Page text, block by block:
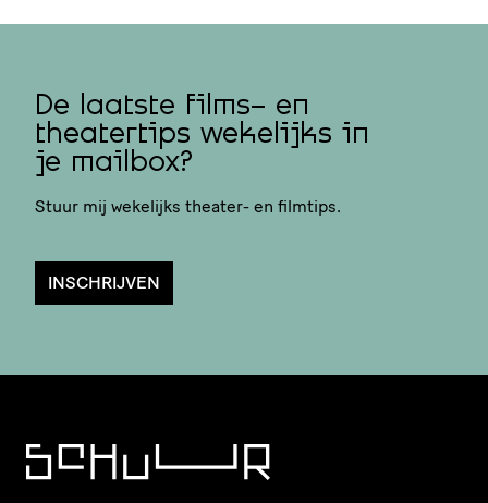
De laatste films- en
theatertips wekelijks in
je mailbox?
Stuur mij wekelijks theater- en filmtips.
INSCHRIJVEN